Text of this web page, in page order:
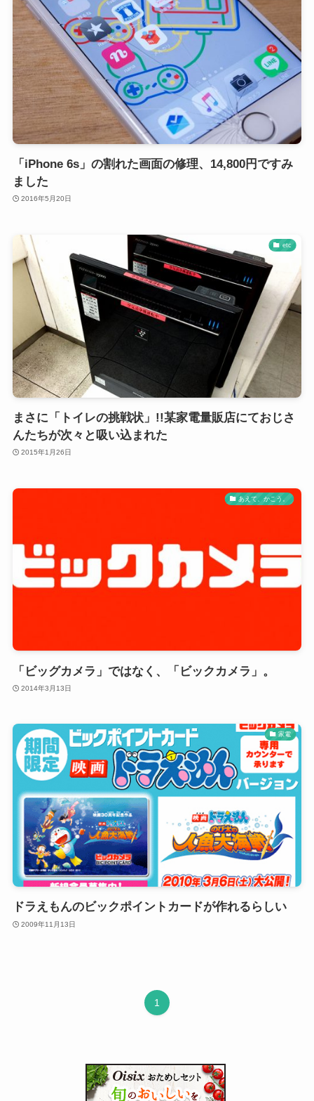
「iPhone 6s」の割れた画面の修理、14,800円ですみ
ました
2016年5月20日
etc
まさに「トイレの挑戦状」!!某家電量販店にておじさ
んたちが次々と吸い込まれた
2015年1月26日
あえて、かこう。
「ビッグカメラ」ではなく、「ビックカメラ」。
2014年3月13日
家電
ドラえもんのビックポイントカードが作れるらしい
2009年11月13日
1